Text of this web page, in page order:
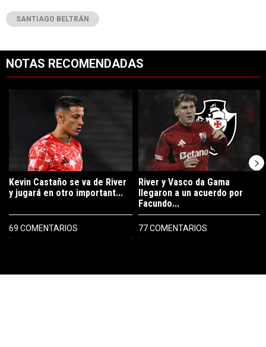
SANTIAGO BELTRÁN
NOTAS RECOMENDADAS
Un artículo de tendencia con el título "Kevin Castaño se va de
Kevin Castaño se va de River
y jugará en otro important...
69 COMENTARIOS
Un artículo de tendencia con el
River y Vasco da Gama
llegaron a un acuerdo por
Facundo...
77 COMENTARIOS